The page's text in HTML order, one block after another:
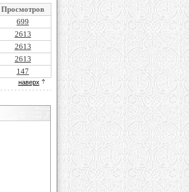
Просмотров
699
2613
2613
2613
147
наверх